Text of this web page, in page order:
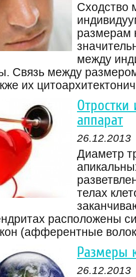
Сходство
размерам
между
Связь между
их
Отростки
аппарат
26.12.2013
Диаметр
телах
расположены
(афферентные
Размеры
26.12.2013